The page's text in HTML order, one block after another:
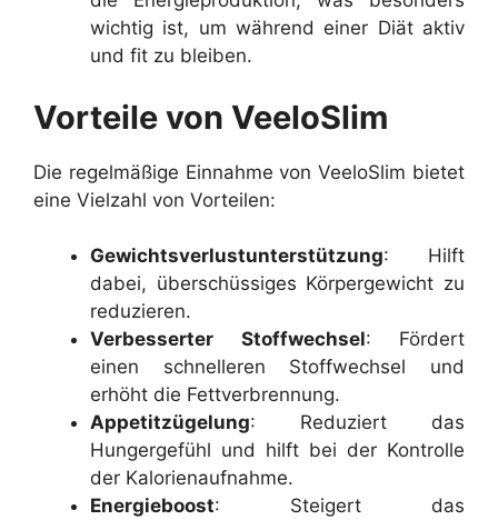
wichtig ist, um während einer Diät aktiv
und fit zu bleiben.
Vorteile von VeeloSlim
Die regelmäßige Einnahme von VeeloSlim bietet
eine Vielzahl von Vorteilen:
Gewichtsverlustunterstützung: Hilft
dabei, überschüssiges Körpergewicht zu
reduzieren.
Verbesserter Stoffwechsel: Fördert
einen schnelleren Stoffwechsel und
erhöht die Fettverbrennung.
Appetitzügelung: Reduziert das
Hungergefühl und hilft bei der Kontrolle
der Kalorienaufnahme.
Energieboost: Steigert das